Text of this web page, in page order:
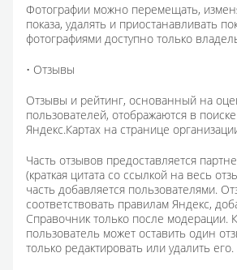
Фотографии можно перемещать,
показа, удалять и приостанавливать
фотографиями доступно только
• Отзывы
Отзывы и рейтинг, основанный на
пользователей, отображаются в
Яндекс.Картах на странице
Часть отзывов предоставляется
(краткая цитата со ссылкой на весь
часть добавляется пользователями.
соответствовать правилам Яндекс,
Справочник только после модерации.
пользователь может оставить один
только редактировать или удалить его.